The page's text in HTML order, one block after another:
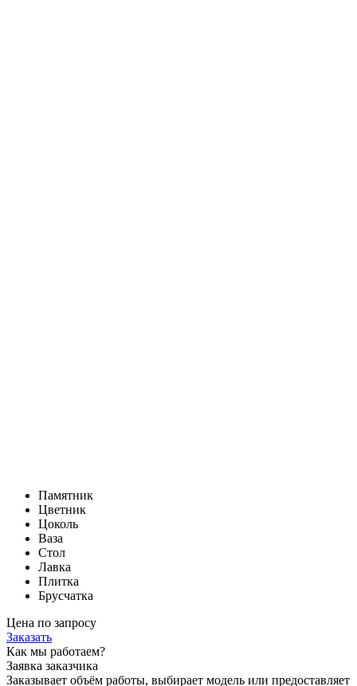
Памятник
Цветник
Цоколь
Ваза
Стол
Лавка
Плитка
Брусчатка
Цена по запросу
Заказать
Как мы работаем?
Заявка заказчика
Заказывает объём работы, выбирает модель или предоставляет